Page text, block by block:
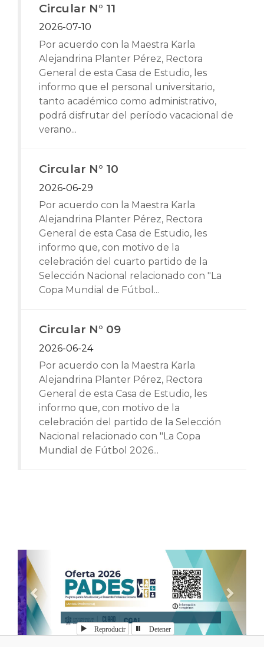
Circular N° 11
2026-07-10
Por acuerdo con la Maestra Karla
Alejandrina Planter Pérez, Rectora
General de esta Casa de Estudio, les
informo que el personal universitario,
tanto académico como administrativo,
podrá disfrutar del período vacacional de
verano...
Circular N° 10
2026-06-29
Por acuerdo con la Maestra Karla
Alejandrina Planter Pérez, Rectora
General de esta Casa de Estudio, les
informo que, con motivo de la
celebración del cuarto partido de la
Selección Nacional relacionado con "La
Copa Mundial de Fútbol...
Circular N° 09
2026-06-24
Por acuerdo con la Maestra Karla
Alejandrina Planter Pérez, Rectora
General de esta Casa de Estudio, les
informo que, con motivo de la
celebración del partido de la Selección
Nacional relacionado con "La Copa
Mundial de Fútbol 2026...
Reproducir Detener